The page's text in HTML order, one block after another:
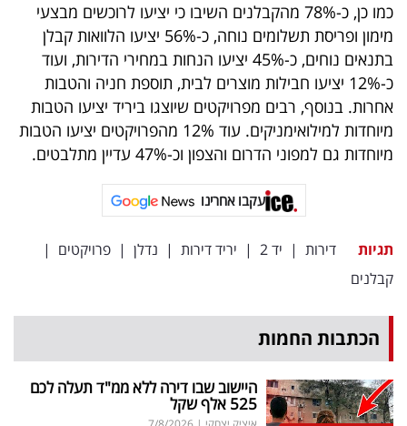
פרסמו
באייס
עקבו
אחרינו:
כמו כן, כ-78% מהקבלנים השיבו כי יציעו לרוכשים מבצעי
מימון ופריסת תשלומים נוחה, כ-56% יציעו הלוואות קבלן
בתנאים נוחים, כ-45% יציעו הנחות במחירי הדירות, ועוד
כ-12% יציעו חבילות מוצרים לבית, תוספת חניה והטבות
אחרות. בנוסף, רבים מפרויקטים שיוצגו ביריד יציעו הטבות
מיוחדות למילואימניקים. עוד 12% מהפרויקטים יציעו הטבות
מיוחדות גם למפוני הדרום והצפון וכ-47% עדיין מתלבטים.
עקבו אחרינו
תגיות דירות | יד 2 | יריד דירות | נדלן | פרויקטים |
קבלנים
הכתבות החמות
היישוב שבו דירה ללא ממ"ד תעלה לכם
525 אלף שקל